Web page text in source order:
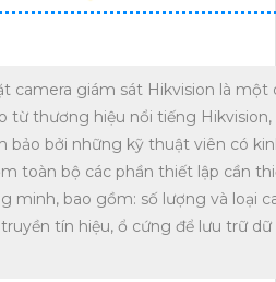
camera giám sát Hikvision là
từ thương hiệu nổi tiếng
bảo bởi những kỹ thuật viên có
toàn bộ các phần thiết lập cần
minh, bao gồm: số lượng và loại
tín hiệu, ổ cứng để lưu trữ